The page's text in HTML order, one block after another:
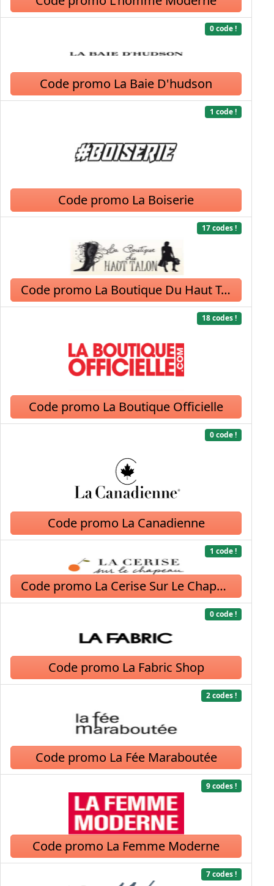
0 code !
Code promo La Baie D'hudson
1 code !
Code promo La Boiserie
17 codes !
Code promo La Boutique Du Haut Talon
18 codes !
Code promo La Boutique Officielle
0 code !
Code promo La Canadienne
1 code !
Code promo La Cerise Sur Le Chapeau
0 code !
Code promo La Fabric Shop
2 codes !
Code promo La Fée Maraboutée
9 codes !
Code promo La Femme Moderne
7 codes !